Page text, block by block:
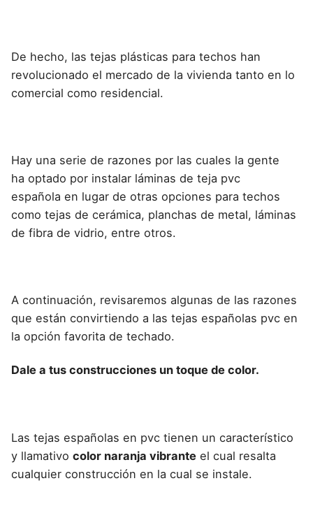
De hecho, las tejas plásticas para techos han
revolucionado el mercado de la vivienda tanto en lo
comercial como residencial.
Hay una serie de razones por las cuales la gente
ha optado por instalar láminas de teja pvc
española en lugar de otras opciones para techos
como tejas de cerámica, planchas de metal, láminas
de fibra de vidrio, entre otros.
A continuación, revisaremos algunas de las razones
que están convirtiendo a las tejas españolas pvc en
la opción favorita de techado.
Dale a tus construcciones un toque de color.
Las tejas españolas en pvc tienen un característico
y llamativo color naranja vibrante el cual resalta
cualquier construcción en la cual se instale.